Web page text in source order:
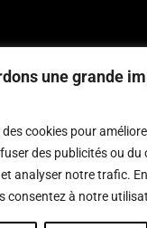
une grande
cookies pour
des publicités ou du
analyser notre trafic.
consentez à notre